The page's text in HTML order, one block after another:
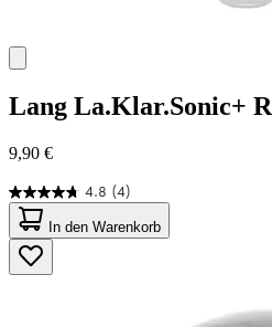
Lang La.Klar.Sonic+
9,90 €
4.8 (4)
4.8
von
5
Sternen.
4
In den Warenkorb